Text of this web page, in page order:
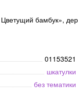
бамбук»,
01153521
шкатулки
без тематики